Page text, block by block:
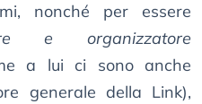
nonché per essere
e organizzatore
a lui ci sono anche
generale della Link),